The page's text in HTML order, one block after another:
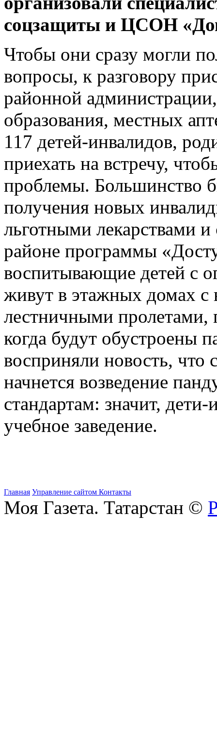
соцзащиты и ЦСОН
Чтобы они сразу могли
вопросы, к разговору
районной
образования, местных
117 детей-инвалидов,
приехать на встречу,
проблемы. Большинство
получения новых
льготными лекарствами и
районе программы
воспитывающие детей с
живут в этажных домах
лестничными пролетами,
когда будут обустроены
восприняли новость, что
начнется возведение
стандартам: значит,
учебное заведение.
Главная Управление сайтом Контакты
Моя Газета. Татарстан ©